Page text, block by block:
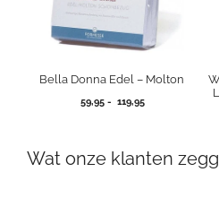
Bella Donna Edel – Molton
59,95 - 119,95Prijsklasse:
Wat onze klanten